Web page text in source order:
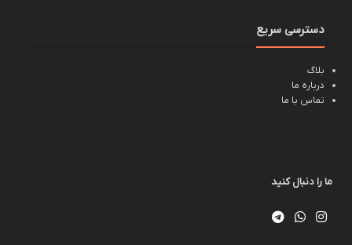
دسترسی سریع
بلاگ
درباره ما
تماس با ما
ما را دنبال کنید